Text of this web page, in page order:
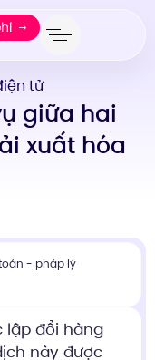
tử
giữa hai
xuất hóa
- pháp lý
lập đổi hàng
này được